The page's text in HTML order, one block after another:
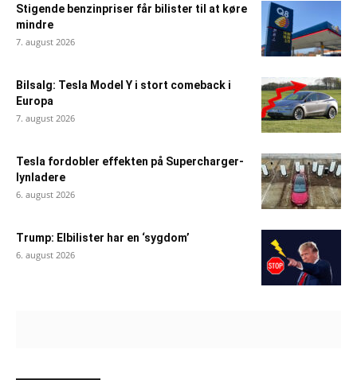
Stigende benzinpriser får bilister til at køre
mindre
7. august 2026
Bilsalg: Tesla Model Y i stort comeback i
Europa
7. august 2026
Tesla fordobler effekten på Supercharger-
lynladere
6. august 2026
Trump: Elbilister har en ‘sygdom’
6. august 2026